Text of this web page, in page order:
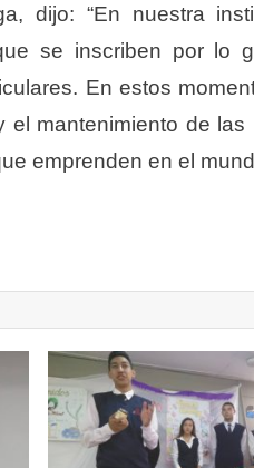
dijo: “En nuestra
se inscriben por lo
En estos
el mantenimiento de
emprenden en el